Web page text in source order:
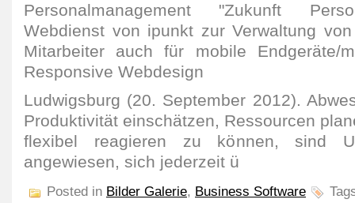
Personalmanagement "Zukunft
Webdienst von ipunkt zur Verwaltung
Mitarbeiter auch für mobile Endgeräte/
Responsive Webdesign
Ludwigsburg (20. September 2012).
Produktivität einschätzen, Ressourcen
flexibel reagieren zu können, sind
angewiesen, sich jederzeit ü
Posted in Bilder Galerie, Business Software